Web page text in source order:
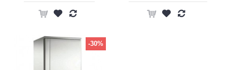
-30%